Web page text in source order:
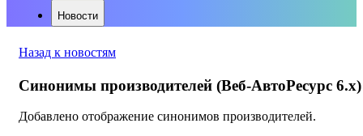
Новости
Назад к новостям
Синонимы производителей (Веб-АвтоРесурс 6.х)
Добавлено отображение синонимов производителей.